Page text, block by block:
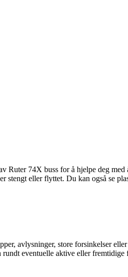
Ruter 74X buss for å hjelpe deg med
stengt eller flyttet. Du kan også se
avlysninger, store forsinkelser
eventuelle aktive eller fremtidige